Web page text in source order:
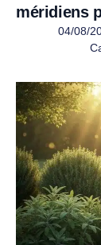
méridiens
04/08/